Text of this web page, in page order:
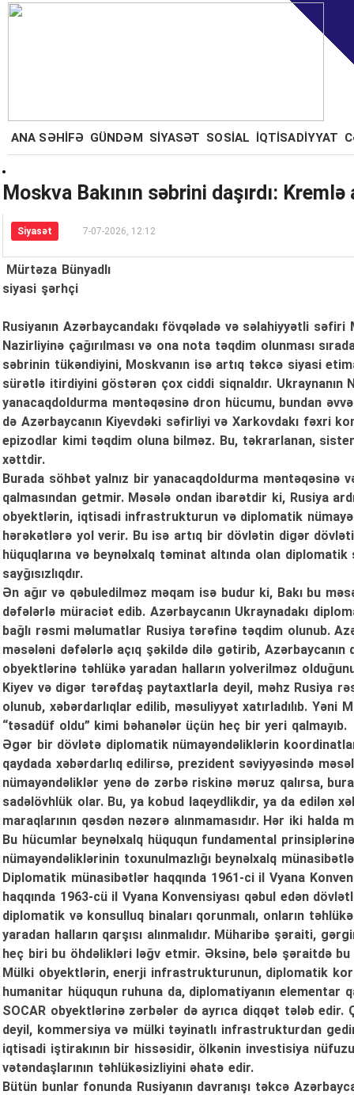
ANA SƏHİFƏ GÜNDƏM SİYASƏT SOSİAL İQTİSADİYYAT
Moskva Bakının səbrini daşırdı: Kremlə
Siyasət 7-07-2026, 12:12
Mürtəza Bünyadlı
siyasi şərhçi
Rusiyanın Azərbaycandakı fövqəladə və səlahiyyətli
Nazirliyinə çağırılması və ona nota təqdim olunması
səbrinin tükəndiyini, Moskvanın isə artıq təkcə siyasi
sürətlə itirdiyini göstərən çox ciddi siqnaldır. Ukraynanın
yanacaqdoldurma məntəqəsinə dron hücumu, bundan
də Azərbaycanın Kiyevdəki səfirliyi və Xarkovdakı fəxri
epizodlar kimi təqdim oluna bilməz. Bu, təkrarlanan,
xəttdir.
Burada söhbət yalnız bir yanacaqdoldurma məntəqəsinə
qalmasından getmir. Məsələ ondan ibarətdir ki, Rusiya
obyektlərin, iqtisadi infrastrukturun və diplomatik
hərəkətlərə yol verir. Bu isə artıq bir dövlətin digər
hüquqlarına və beynəlxalq təminat altında olan
sayğısızlıqdır.
Ən ağır və qəbuledilməz məqam isə budur ki, Bakı bu
dəfələrlə müraciət edib. Azərbaycanın Ukraynadakı
bağlı rəsmi məlumatlar Rusiya tərəfinə təqdim olunub.
məsələni dəfələrlə açıq şəkildə dilə gətirib,
obyektlərinə təhlükə yaradan halların yolverilməz
Kiyev və digər tərəfdaş paytaxtlarla deyil, məhz Rusiya
olunub, xəbərdarlıqlar edilib, məsuliyyət xatırladılıb. Yəni
“təsadüf oldu” kimi bəhanələr üçün heç bir yeri qalmayıb.
Əgər bir dövlətə diplomatik nümayəndəliklərin
qaydada xəbərdarlıq edilirsə, prezident səviyyəsində
nümayəndəliklər yenə də zərbə riskinə məruz qalırsa,
sadəlövhlük olar. Bu, ya kobud laqeydlikdir, ya da edilən
maraqlarının qəsdən nəzərə alınmamasıdır. Hər iki halda
Bu hücumlar beynəlxalq hüququn fundamental
nümayəndəliklərinin toxunulmazlığı beynəlxalq
Diplomatik münasibətlər haqqında 1961-ci il Vyana
haqqında 1963-cü il Vyana Konvensiyası qəbul edən
diplomatik və konsulluq binaları qorunmalı, onların
yaradan halların qarşısı alınmalıdır. Müharibə şəraiti,
heç biri bu öhdəlikləri ləğv etmir. Əksinə, belə şəraitdə
Mülki obyektlərin, enerji infrastrukturunun, diplomatik
humanitar hüququn ruhuna da, diplomatiyanın elementar
SOCAR obyektlərinə zərbələr də ayrıca diqqət tələb
deyil, kommersiya və mülki təyinatlı infrastrukturdan
iqtisadi iştirakının bir hissəsidir, ölkənin investisiya
vətəndaşlarının təhlükəsizliyini əhatə edir.
Bütün bunlar fonunda Rusiyanın davranışı təkcə